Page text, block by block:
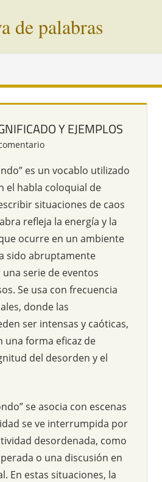
de palabras
Y EJEMPLOS
es un vocablo utilizado
el habla coloquial de
situaciones de caos
refleja la energía y la
ocurre en un ambiente
sido abruptamente
serie de eventos
Se usa con frecuencia
donde las
ser intensas y caóticas,
una forma eficaz de
del desorden y el
se asocia con escenas
se ve interrumpida por
desordenada, como
o una discusión en
En estas situaciones, la